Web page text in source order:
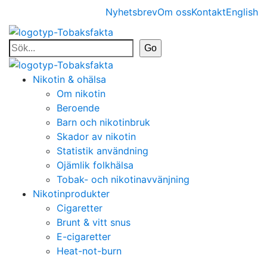
NyhetsbrevOm ossKontaktEnglish
Nikotin & ohälsa
Om nikotin
Beroende
Barn och nikotinbruk
Skador av nikotin
Statistik användning
Ojämlik folkhälsa
Tobak- och nikotinavvänjning
Nikotinprodukter
Cigaretter
Brunt & vitt snus
E-cigaretter
Heat-not-burn